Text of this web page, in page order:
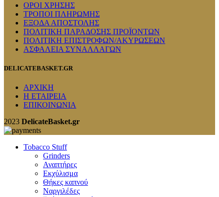
ΟΡΟΙ ΧΡΗΣΗΣ
ΤΡΟΠΟΙ ΠΛΗΡΩΜΗΣ
ΕΞΟΔΑ ΑΠΟΣΤΟΛΗΣ
ΠΟΛΙΤΙΚΗ ΠΑΡΑΔΟΣΗΣ ΠΡΟΪΟΝΤΩΝ
ΠΟΛΙΤΙΚΗ ΕΠΙΣΤΡΟΦΩΝ/ΑΚΥΡΩΣΕΩΝ
ΑΣΦΑΛΕΙΑ ΣΥΝΑΛΛΑΓΩΝ
DELICATEBASKET.GR
ΑΡΧΙΚΗ
Η ΕΤΑΙΡΕΙΑ
ΕΠΙΚΟΙΝΩΝΙΑ
2023 DelicateBasket.gr
Tobacco Stuff
Grinders
Αναπτήρες
Εκχύλισμα
Θήκες καπνού
Ναργιλέδες